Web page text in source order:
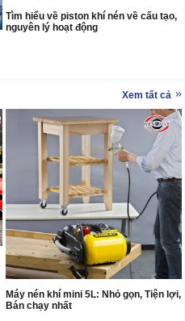
Tìm hiểu về piston khí nén về cấu tạo,
nguyên lý hoạt động
Xem tất cả
Máy nén khí mini 5L: Nhỏ gọn, Tiện lợi,
Bán chạy nhất